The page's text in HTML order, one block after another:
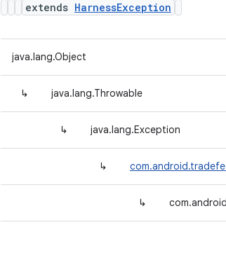
extends HarnessException
java.lang.Object
↳ java.lang.Throwable
↳ java.lang.Exception
↳
↳